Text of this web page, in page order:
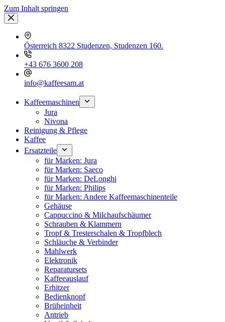
Zum Inhalt springen
Österreich 8322 Studenzen, Studenzen 160.
+43 676 3600 208
info@kaffeesam.at
Kaffeemaschinen
Jura
Nivona
Reinigung & Pflege
Kaffee
Ersatzteile
für Marken: Jura
für Marken: Saeco
für Marken: DeLonghi
für Marken: Philips
für Marken: Andere Kaffeemaschinenteile
Gehäuse
Cappuccino & Milchaufschäumer
Schrauben & Klammern
Tropf & Tresterschalen & Tropfblech
Schläuche & Verbinder
Mahlwerk
Elektronik
Reparatursets
Kaffeeauslauf
Erhitzer
Bedienknopf
Brüheinheit
Antrieb